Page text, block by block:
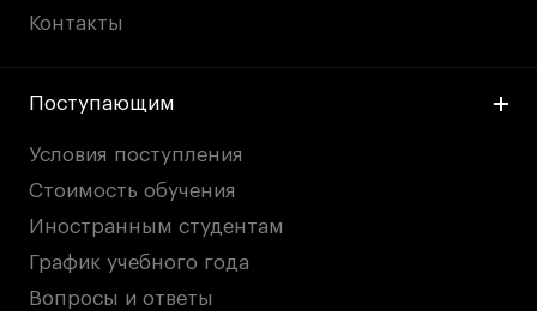
Контакты
Поступающим
Условия поступления
Стоимость обучения
Иностранным студентам
График учебного года
Вопросы и ответы